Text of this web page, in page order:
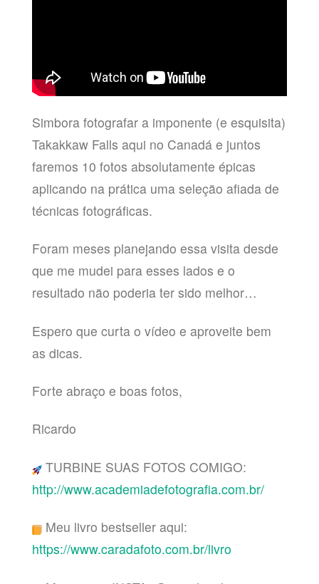
Simbora fotografar a imponente (e esquisita)
Takakkaw Falls aqui no Canadá e juntos
faremos 10 fotos absolutamente épicas
aplicando na prática uma seleção afiada de
técnicas fotográficas.
Foram meses planejando essa visita desde
que me mudei para esses lados e o
resultado não poderia ter sido melhor…
Espero que curta o vídeo e aproveite bem
as dicas.
Forte abraço e boas fotos,
Ricardo
TURBINE SUAS FOTOS COMIGO:
http://www.academiadefotografia.com.br/
Meu livro bestseller aqui:
https://www.caradafoto.com.br/livro